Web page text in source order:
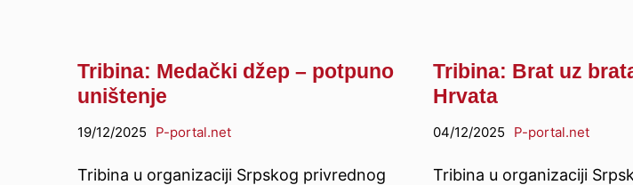
Tribina: Medački džep – potpuno
uništenje
19/12/2025 P-portal.net
Tribina u organizaciji Srpskog privrednog
Tribina: Brat uz
Hrvata
04/12/2025 P-portal.net
Tribina u organizaciji